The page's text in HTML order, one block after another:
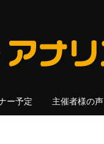
ー予定 主催者様の声